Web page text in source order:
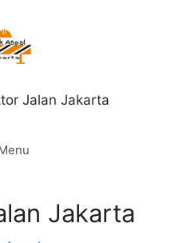
Jalan Jakarta
Jakarta